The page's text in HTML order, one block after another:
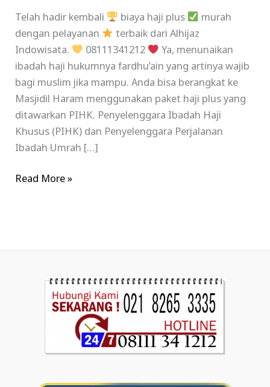
Telah hadir kembali
biaya haji plus
murah
dengan pelayanan
terbaik dari Alhijaz
Indowisata.
08111341212
Ya, menunaikan
ibadah haji hukumnya fardhu’ain yang artinya wajib
bagi muslim jika mampu. Anda bisa berangkat ke
Masjidil Haram menggunakan paket haji plus yang
ditawarkan PIHK. Penyelenggara Ibadah Haji
Khusus (PIHK) dan Penyelenggara Perjalanan
Ibadah Umrah […]
Read More »